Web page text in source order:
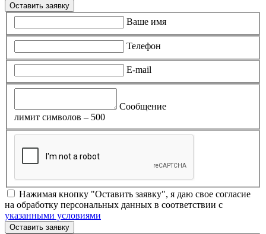
Оставить заявку
Ваше имя
Телефон
E-mail
Сообщение
лимит символов – 500
Нажимая кнопку "Оставить заявку", я даю свое согласие
на обработку персональных данных в соответствии с
указанными условиями
Оставить заявку